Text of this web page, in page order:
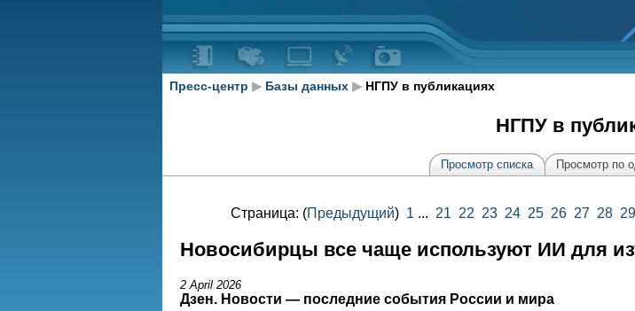
Пресс-центр ▶ Базы данных ▶НГПУ в публикациях
НГПУ в
Просмотр списка Просмотр по
Страница: (Предыдущий) 1 ... 21 22 23 24 25 26 27 28 29
Новосибирцы все чаще используют ИИ для
2 April 2026
Дзен. Новости — последние события России и мира